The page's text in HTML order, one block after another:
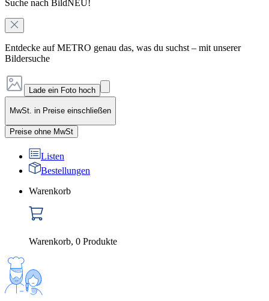
Suche nach BildNEU!
Entdecke auf METRO genau das, was du suchst – mit unserer
Bildersuche
Lade ein Foto hoch
MwSt. in Preise einschließen
Preise ohne MwSt
Listen
Bestellungen
Warenkorb
Warenkorb, 0 Produkte